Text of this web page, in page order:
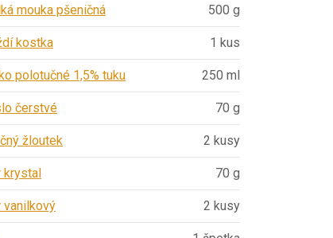
mouka pšeničná 500 g
kostka 1 kus
polotučné 1,5% tuku 250 ml
čerstvé 70 g
žloutek 2 kusy
krystal 70 g
vanilkový 2 kusy